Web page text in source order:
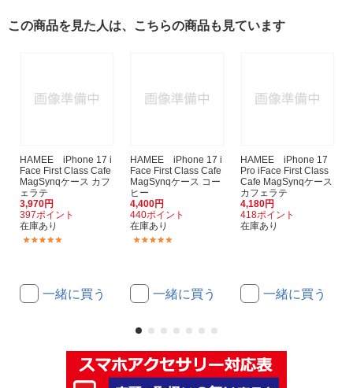
この商品を見た人は、こちらの商品も見ています
HAMEE iPhone 17 i
Face First Class Cafe
MagSynqケース カフ
ェラテ
3,970円
397ポイント
在庫あり
一緒に買う
HAMEE iPhone 17 i
Face First Class Cafe
MagSynqケース コー
ヒー
4,400円
440ポイント
在庫あり
一緒に買う
HAMEE iPhone 17
Pro iFace First Class
Cafe MagSynqケース
カフェラテ
4,180円
418ポイント
在庫あり
一緒に買う